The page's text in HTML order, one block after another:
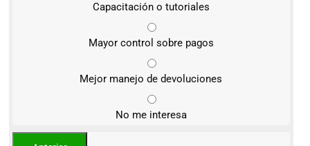
Capacitación o tutoriales
Mayor control sobre pagos
Mejor manejo de devoluciones
No me interesa